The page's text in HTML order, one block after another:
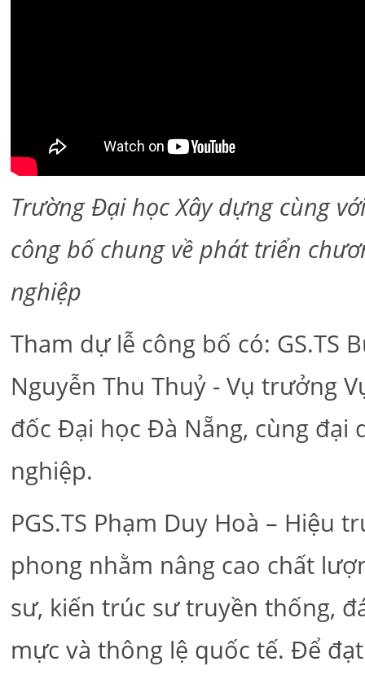
Trường Đại học Xây dựng cùng
công bố chung về phát triển
nghiệp
Tham dự lễ công bố có: GS.TS
Nguyễn Thu Thuỷ - Vụ trưởng
đốc Đại học Đà Nẵng, cùng đại
nghiệp.
PGS.TS Phạm Duy Hoà –
phong nhằm nâng cao chất
sư, kiến trúc sư truyền thống,
mực và thông lệ quốc tế. Để